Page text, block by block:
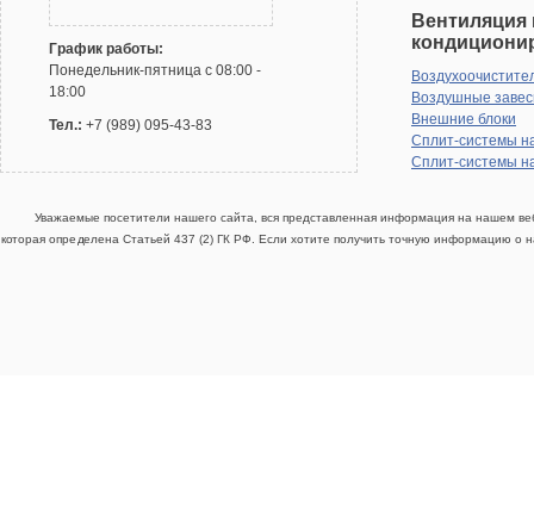
График работы:
Понедельник-пятница с 08:00 -
18:00
Тел.: +7 (989) 095-43-83
Вентиляция
Воздушные
Внешние блоки
Сплит-системы
Сплит-системы
Уважаемые посетители нашего сайта, вся представленная информация на нашем
которая определена Статьей 437 (2) ГК РФ. Если хотите получить точную информацию о